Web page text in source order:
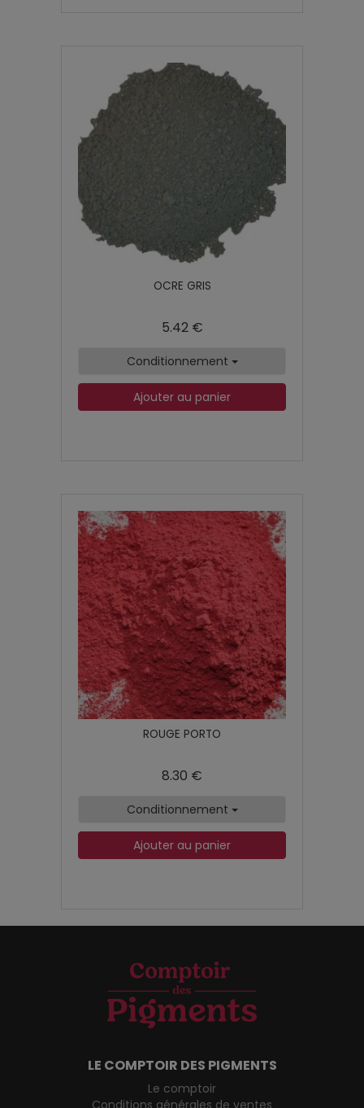
OCRE GRIS
5.42 €
Conditionnement
Ajouter au panier
ROUGE PORTO
8.30 €
Conditionnement
Ajouter au panier
LE COMPTOIR DES PIGMENTS
Le comptoir